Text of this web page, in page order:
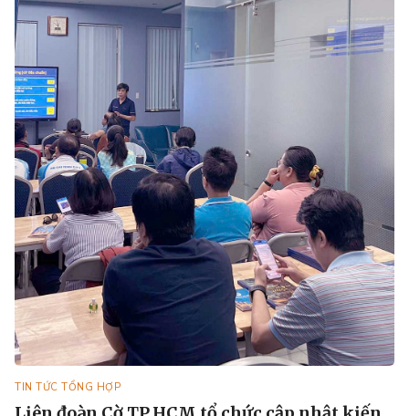
TIN TỨC TỔNG HỢP